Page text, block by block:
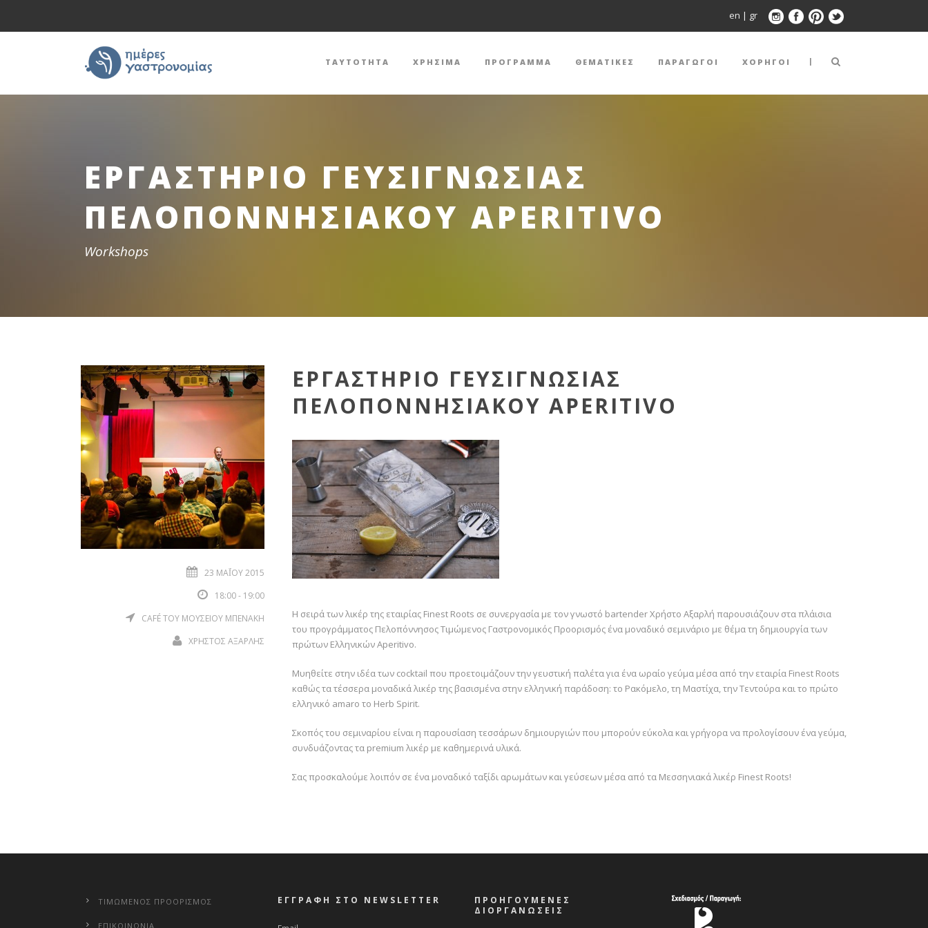
en | gr
ΤΑΥΤΟΤΗΤΑ ΧΡΗΣΙΜΑ ΠΡΟΓΡΑΜΜΑ ΘΕΜΑΤΙΚΕΣ ΠΑΡΑΓΩΓΟΙ ΧΟΡΗΓΟΙ |
ΕΡΓΑΣΤΗΡΙΟ ΓΕΥΣΙΓΝΩΣΙΑΣ
ΠΕΛΟΠΟΝΝΗΣΙΑΚΟΥ APERITIVO
Workshops
23 ΜΑΪ́ΟΥ 2015
18:00 - 19:00
CAFÉ ΤΟΥ ΜΟΥΣΕΙΟΥ ΜΠΕΝΑΚΗ
ΧΡΗΣΤΟΣ ΑΞΑΡΛΗΣ
ΕΡΓΑΣΤΗΡΙΟ ΓΕΥΣΙΓΝΩΣΙΑΣ
ΠΕΛΟΠΟΝΝΗΣΙΑΚΟΥ APERITIVO
Η σειρά των λικέρ της εταιρίας Finest Roots σε συνεργασία με τον γνωστό bartender Χρήστο Αξαρλή παρουσιάζουν στα πλάισια
του προγράμματος Πελοπόννησος Τιμώμενος Γαστρονομικός Προορισμός ένα μοναδικό σεμινάριο με θέμα τη δημιουργία των
πρώτων Ελληνικών Aperitivo.
Μυηθείτε στην ιδέα των cocktail που προετοιμάζουν την γευστική παλέτα για ένα ωραίο γεύμα μέσα από την εταιρία Finest Roots
καθώς τα τέσσερα μοναδικά λικέρ της βασισμένα στην ελληνική παράδοση: το Ρακόμελο, τη Μαστίχα, την Τεντούρα και το πρώτο
ελληνικό amaro το Herb Spirit.
Σκοπός του σεμιναρίου είναι η παρουσίαση τεσσάρων δημιουργιών που μπορούν εύκολα και γρήγορα να προλογίσουν ένα γεύμα,
συνδυάζοντας τα premium λικέρ με καθημερινά υλικά.
Σας προσκαλούμε λοιπόν σε ένα μοναδικό ταξίδι αρωμάτων και γεύσεων μέσα από τα Μεσσηνιακά λικέρ Finest Roots!
ΤΙΜΩΜΕΝΟΣ ΠΡΟΟΡΙΣΜΟΣ
ΕΠΙΚΟΙΝΩΝΙΑ
ΕΓΓΡΑΦΗ ΣΤΟ NEWSLETTER
ΠΡΟΗΓΟΥΜΕΝΕΣ
ΔΙΟΡΓΑΝΩΣΕΙΣ